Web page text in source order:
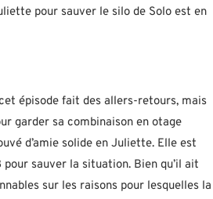
pour sauver le silo de Solo est en
épisode fait des allers-retours, mais
garder sa combinaison en otage
d’amie solide en Juliette. Elle est
sauver la situation. Bien qu’il ait
sur les raisons pour lesquelles la